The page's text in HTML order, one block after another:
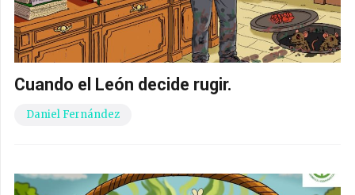
Cuando el León decide rugir.
Daniel Fernández